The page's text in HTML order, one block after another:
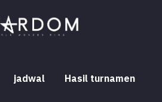
jadwal Hasil turnamen